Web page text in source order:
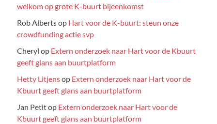
welkom op grote K-buurt bijeenkomst
Rob Albertsop Hart voor de K-buurt: steun onze
crowdfunding actie svp
Cheryl op Extern onderzoek naar Hart voor de Kbuurt
geeft glans aan buurtplatform
Hetty Litjensop Extern onderzoek naar Hart voor de
Kbuurt geeft glans aan buurtplatform
Jan Petitop Extern onderzoek naar Hart voor de
Kbuurt geeft glans aan buurtplatform